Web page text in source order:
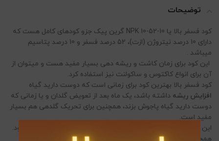
توضیحات
کود فسفر بالا یا NPK 10-52-10 گرین پیک جزو کودهای کامل هست که
دارای 10 درصد نیتروژن (ازت)، 52 درصد فسفر و 10 درصد پتاسیم
میباشد .
این کود برای زمان کاشت و ریشه دهی بسیار مفید هست و میتوان از
آن برای انواع کاکتوس و ساکولنت نیز استفاده کرد.
کود فسفر بالا بهترین کود برای زمانی است که دوست دارید گیاه
افزایش ریشه داشته باشد، یک ماه بعد از تعویض گلدان و یا زمانی که
دوست دارید گیاه پاجوش بزند، همچنین برای تحریک گلدهی هم بسیار
مفید است.
این محصول، محلول در آب هست و برای استفاده باید در آب حل شود.
همچنین تمامی نیاز گیاه به فسفر را تامین میکند.